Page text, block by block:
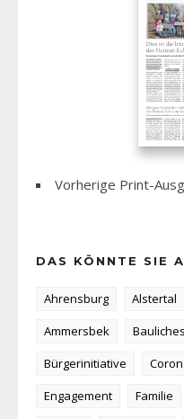
Vorherige Print-
DAS KÖNNTE SIE
Ahrensburg Alstertal
Ammersbek
Bauliches
Bürgerinitiative
Engagement
Familie